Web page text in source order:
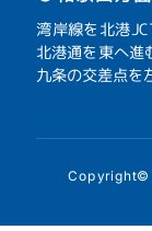
湾岸線を北港
北港通を東へ進
九条の交差点を
Copyright©